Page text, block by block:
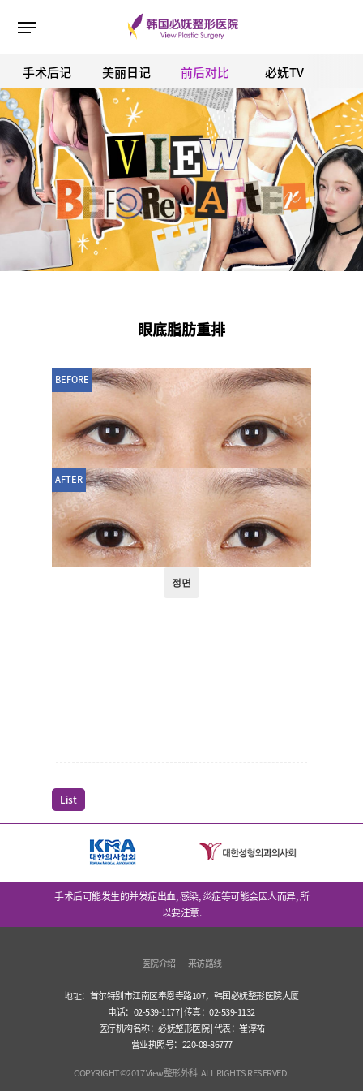
ESC 버튼을 누르면 검색창을 닫을 수 있습니다.
手术后记 美丽日记 前后对比 必妩TV
眼底脂肪重排
BEFORE
AFTER
List
手术后可能发生的并发症出血, 感染, 炎症等可能会因人而异, 所
以要注意.
医院介绍 来访路线
地址：首尔特别市江南区奉恩寺路107，韩国必妩整形医院大厦
电话：02-539-1177 | 传真：02-539-1132
医疗机构名称：必妩整形医院 | 代表：崔淳祐
营业执照号：220-08-86777
COPYRIGHT©2017 View整形外科. ALL RIGHTS RESERVED.